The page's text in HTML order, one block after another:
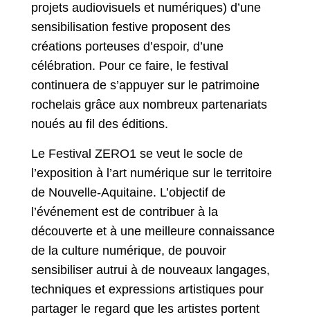
projets audiovisuels et numériques) d’une
sensibilisation festive proposent des
créations porteuses d’espoir, d’une
célébration. Pour ce faire, le festival
continuera de s’appuyer sur le patrimoine
rochelais grâce aux nombreux partenariats
noués au fil des éditions.
Le Festival ZERO1 se veut le socle de
l’exposition à l’art numérique sur le territoire
de Nouvelle-Aquitaine. L’objectif de
l’événement est de contribuer à la
découverte et à une meilleure connaissance
de la culture numérique, de pouvoir
sensibiliser autrui à de nouveaux langages,
techniques et expressions artistiques pour
partager le regard que les artistes portent